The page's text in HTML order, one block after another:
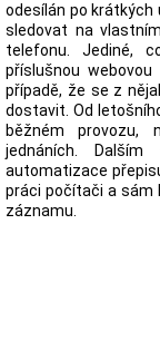
odesílán po krátkých
sledovat na
telefonu. Jediné,
příslušnou
případě, že se z
dostavit. Od
běžném provozu,
jednáních.
automatizace
práci počítači a sám
záznamu.